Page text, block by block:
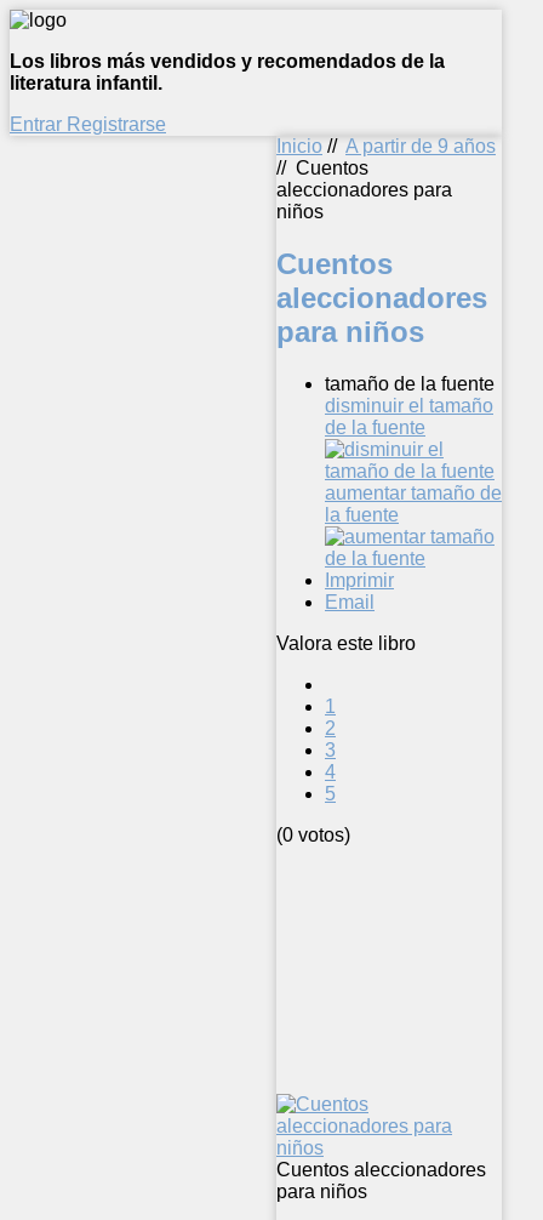
Los libros más vendidos y recomendados de la
literatura infantil.
Entrar Registrarse
Inicio // A partir de 9 años
// Cuentos
aleccionadores para
niños
Cuentos
aleccionadores
para niños
tamaño de la fuente
disminuir el tamaño
de la fuente
aumentar tamaño de
la fuente
Imprimir
Email
Valora este libro
1
2
3
4
5
(0 votos)
Cuentos aleccionadores
para niños